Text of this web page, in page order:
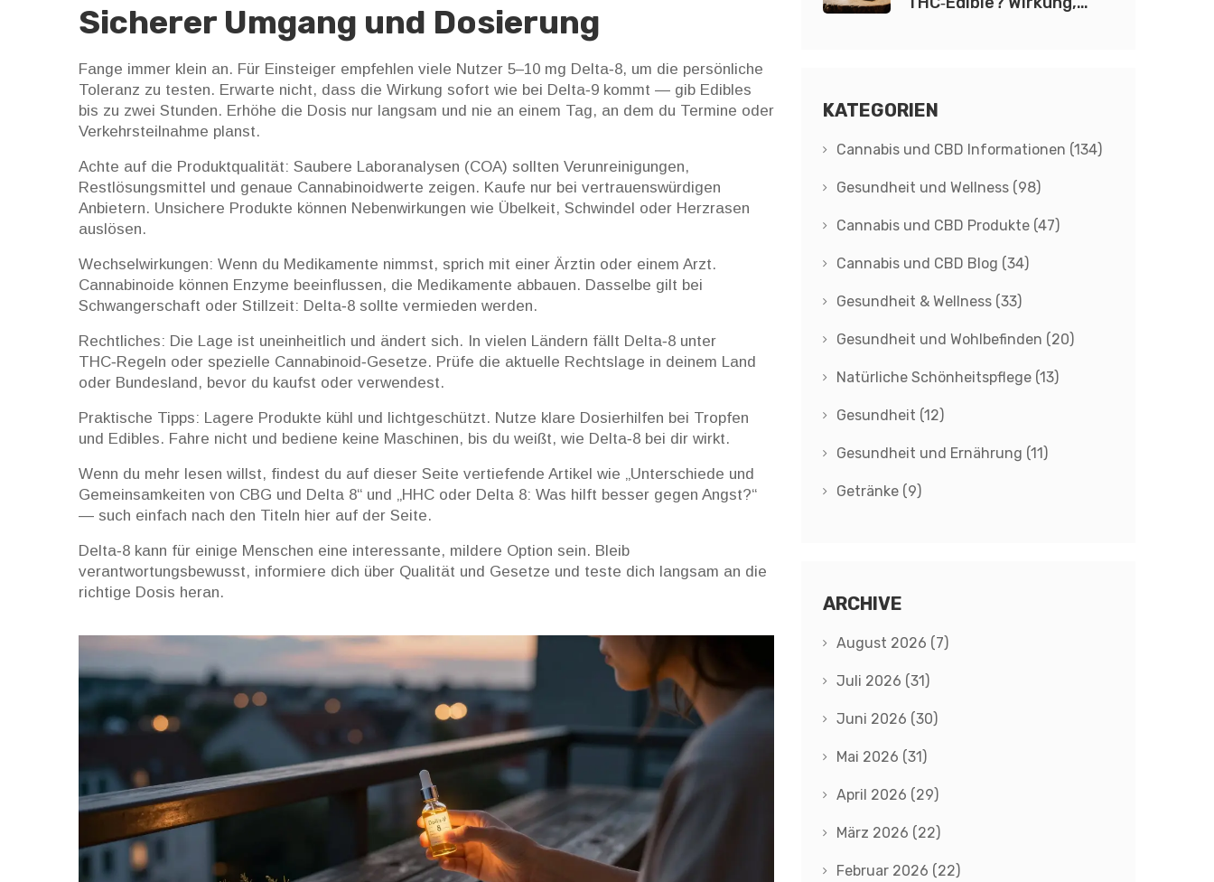
Sicherer Umgang und Dosierung
Fange immer klein an. Für Einsteiger empfehlen viele Nutzer 5–10 mg Delta‑8, um die persönliche
Toleranz zu testen. Erwarte nicht, dass die Wirkung sofort wie bei Delta‑9 kommt — gib Edibles
bis zu zwei Stunden. Erhöhe die Dosis nur langsam und nie an einem Tag, an dem du Termine oder
Verkehrsteilnahme planst.
Achte auf die Produktqualität: Saubere Laboranalysen (COA) sollten Verunreinigungen,
Restlösungsmittel und genaue Cannabinoidwerte zeigen. Kaufe nur bei vertrauenswürdigen
Anbietern. Unsichere Produkte können Nebenwirkungen wie Übelkeit, Schwindel oder Herzrasen
auslösen.
Wechselwirkungen: Wenn du Medikamente nimmst, sprich mit einer Ärztin oder einem Arzt.
Cannabinoide können Enzyme beeinflussen, die Medikamente abbauen. Dasselbe gilt bei
Schwangerschaft oder Stillzeit: Delta‑8 sollte vermieden werden.
Rechtliches: Die Lage ist uneinheitlich und ändert sich. In vielen Ländern fällt Delta‑8 unter
THC‑Regeln oder spezielle Cannabinoid‑Gesetze. Prüfe die aktuelle Rechtslage in deinem Land
oder Bundesland, bevor du kaufst oder verwendest.
Praktische Tipps: Lagere Produkte kühl und lichtgeschützt. Nutze klare Dosierhilfen bei Tropfen
und Edibles. Fahre nicht und bediene keine Maschinen, bis du weißt, wie Delta‑8 bei dir wirkt.
Wenn du mehr lesen willst, findest du auf dieser Seite vertiefende Artikel wie „Unterschiede und
Gemeinsamkeiten von CBG und Delta 8“ und „HHC oder Delta 8: Was hilft besser gegen Angst?“
— such einfach nach den Titeln hier auf der Seite.
Delta‑8 kann für einige Menschen eine interessante, mildere Option sein. Bleib
verantwortungsbewusst, informiere dich über Qualität und Gesetze und teste dich langsam an die
richtige Dosis heran.
KATEGORIEN
Cannabis und CBD Informationen (134)
Gesundheit und Wellness (98)
Cannabis und CBD Produkte (47)
Cannabis und CBD Blog (34)
Gesundheit & Wellness (33)
Gesundheit und Wohlbefinden (20)
Natürliche Schönheitspflege (13)
Gesundheit (12)
Gesundheit und Ernährung (11)
Getränke (9)
ARCHIVE
August 2026 (7)
Juli 2026 (31)
Juni 2026 (30)
Mai 2026 (31)
April 2026 (29)
März 2026 (22)
Februar 2026 (22)